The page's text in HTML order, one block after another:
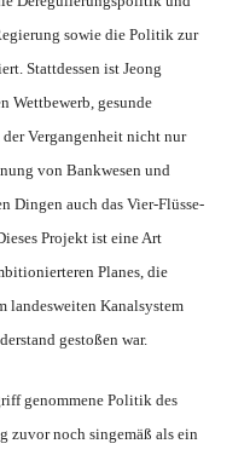
sowie die Politik zur
Stattdessen ist Jeong
Wettbewerb, gesunde
Vergangenheit nicht nur
von Bankwesen und
Dingen auch das Vier-Flüsse-
Projekt ist eine Art
Planes, die
landesweiten Kanalsystem
gestoßen war.
genommene Politik des
zuvor noch singemäß als ein